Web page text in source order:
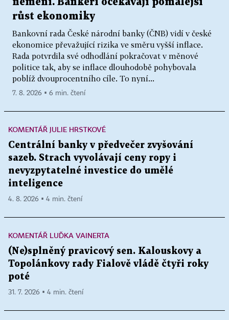
růst ekonomiky
Bankovní rada České národní banky (ČNB) vidí v české
ekonomice převažující rizika ve směru vyšší inflace.
Rada potvrdila své odhodlání pokračovat v měnové
politice tak, aby se inflace dlouhodobě pohybovala
poblíž dvouprocentního cíle. To nyní...
7. 8. 2026 ▪ 6 min. čtení
KOMENTÁŘ JULIE HRSTKOVÉ
Centrální banky v předvečer zvyšování
sazeb. Strach vyvolávají ceny ropy i
nevyzpytatelné investice do umělé
inteligence
4. 8. 2026 ▪ 4 min. čtení
KOMENTÁŘ LUĎKA VAINERTA
(Ne)splněný pravicový sen. Kalouskovy a
Topolánkovy rady Fialově vládě čtyři roky
poté
31. 7. 2026 ▪ 4 min. čtení